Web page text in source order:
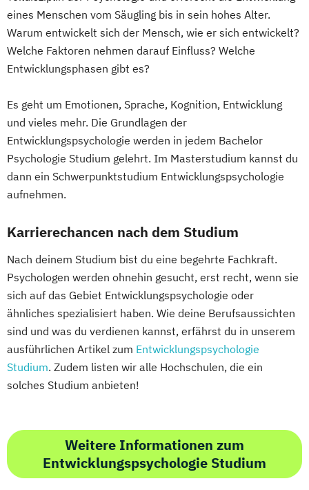
eines Menschen vom Säugling bis in sein hohes Alter.
Warum entwickelt sich der Mensch, wie er sich entwickelt?
Welche Faktoren nehmen darauf Einfluss? Welche
Entwicklungsphasen gibt es?
Es geht um Emotionen, Sprache, Kognition, Entwicklung
und vieles mehr. Die Grundlagen der
Entwicklungspsychologie werden in jedem Bachelor
Psychologie Studium gelehrt. Im Masterstudium kannst du
dann ein Schwerpunktstudium Entwicklungspsychologie
aufnehmen.
Karrierechancen nach dem Studium
Nach deinem Studium bist du eine begehrte Fachkraft.
Psychologen werden ohnehin gesucht, erst recht, wenn sie
sich auf das Gebiet Entwicklungspsychologie oder
ähnliches spezialisiert haben. Wie deine Berufsaussichten
sind und was du verdienen kannst, erfährst du in unserem
ausführlichen Artikel zum Entwicklungspsychologie
Studium. Zudem listen wir alle Hochschulen, die ein
solches Studium anbieten!
Weitere Informationen zum
Entwicklungspsychologie Studium